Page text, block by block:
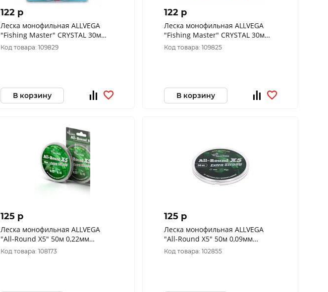
122 p
Леска монофильная ALLVEGA
"Fishing Master" CRYSTAL 30м
0,18мм (3,95кг)
Код товара: 109829
В корзину
122 p
Леска монофильная ALLVEGA
"Fishing Master" CRYSTAL 30м
0,10мм (1,34кг)
Код товара: 109825
В корзину
125 p
Леска монофильная ALLVEGA
"All-Round X5" 50м 0,22мм
(6,15кг) прозрачная
Код товара: 108173
125 p
Леска монофильная ALLVEGA
"All-Round X5" 50м 0,09мм
(1,02кг) прозрачная
Код товара: 102855